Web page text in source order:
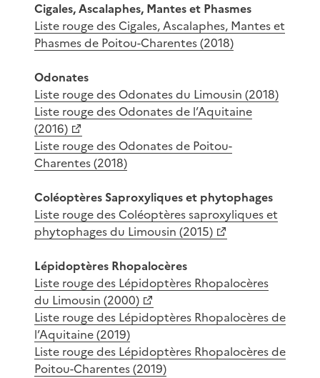
Cigales, Ascalaphes, Mantes et Phasmes
Liste rouge des Cigales, Ascalaphes, Mantes et
Phasmes de Poitou-Charentes (2018)
Odonates
Liste rouge des Odonates du Limousin (2018)
Liste rouge des Odonates de l’Aquitaine
(2016)
Liste rouge des Odonates de Poitou-
Charentes (2018)
Coléoptères Saproxyliques et phytophages
Liste rouge des Coléoptères saproxyliques et
phytophages du Limousin (2015)
Lépidoptères Rhopalocères
Liste rouge des Lépidoptères Rhopalocères
du Limousin (2000)
Liste rouge des Lépidoptères Rhopalocères de
l’Aquitaine (2019)
Liste rouge des Lépidoptères Rhopalocères de
Poitou-Charentes (2019)